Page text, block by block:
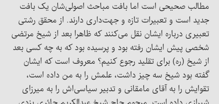
مطالب صحیحی است اما بافت مباحث اصولی‌شان یک بافت
جدید است و تعبیرات تازه و جهت‌داری دارند. از محقق رشتی
تعبیری درباره ایشان نقل می‌کنند که ظاهرا بعد از شیخ مرتضی
شخصی پیش ایشان رفته بود و پرسیده بود که به چه کسی بعد
از شیخ (ره) برای تقلید رجوع کنیم؟ معروف است که ایشان
گفته بود شیخ سه چیز داشت، علمش را به من داده است،
تقوایش را به آقای مامقانی و تدبیر سیاسی‌اش را به میرزای